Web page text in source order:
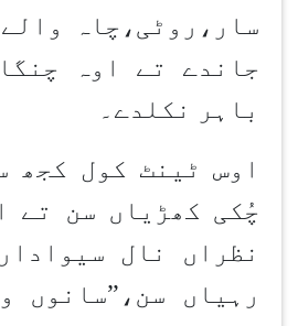
سار،روٹی،چاہ
جاندے تے اوہ
باہر نکلدے۔
اوس ٹینٹ کول کجھ
چُکی کھڑیاں سن تے
نظراں نال
رہیاں سن،”سانوں